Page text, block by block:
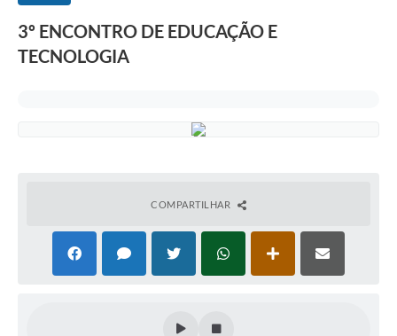
3º ENCONTRO DE EDUCAÇÃO E
TECNOLOGIA
COMPARTILHAR